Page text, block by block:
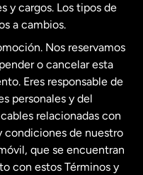
y cargos. Los tipos de
a cambios.
Nos reservamos
o cancelar esta
Eres responsable de
personales y del
relacionadas con
condiciones de nuestro
que se encuentran
con estos Términos y